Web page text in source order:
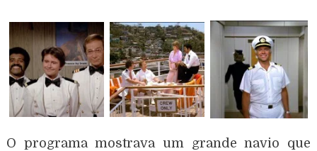
O programa mostrava um grande navio que